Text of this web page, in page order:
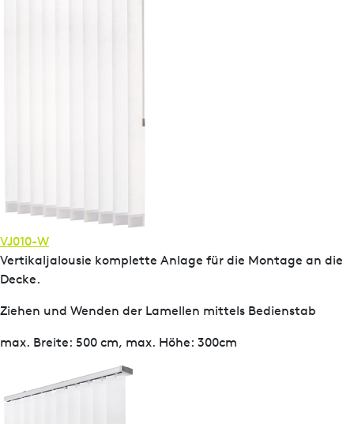
VJ010-W
Vertikaljalousie komplette Anlage für die Montage an die
Decke.
Ziehen und Wenden der Lamellen mittels Bedienstab
max. Breite: 500 cm, max. Höhe: 300cm